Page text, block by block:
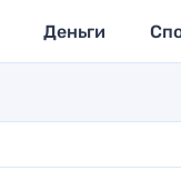
Деньги